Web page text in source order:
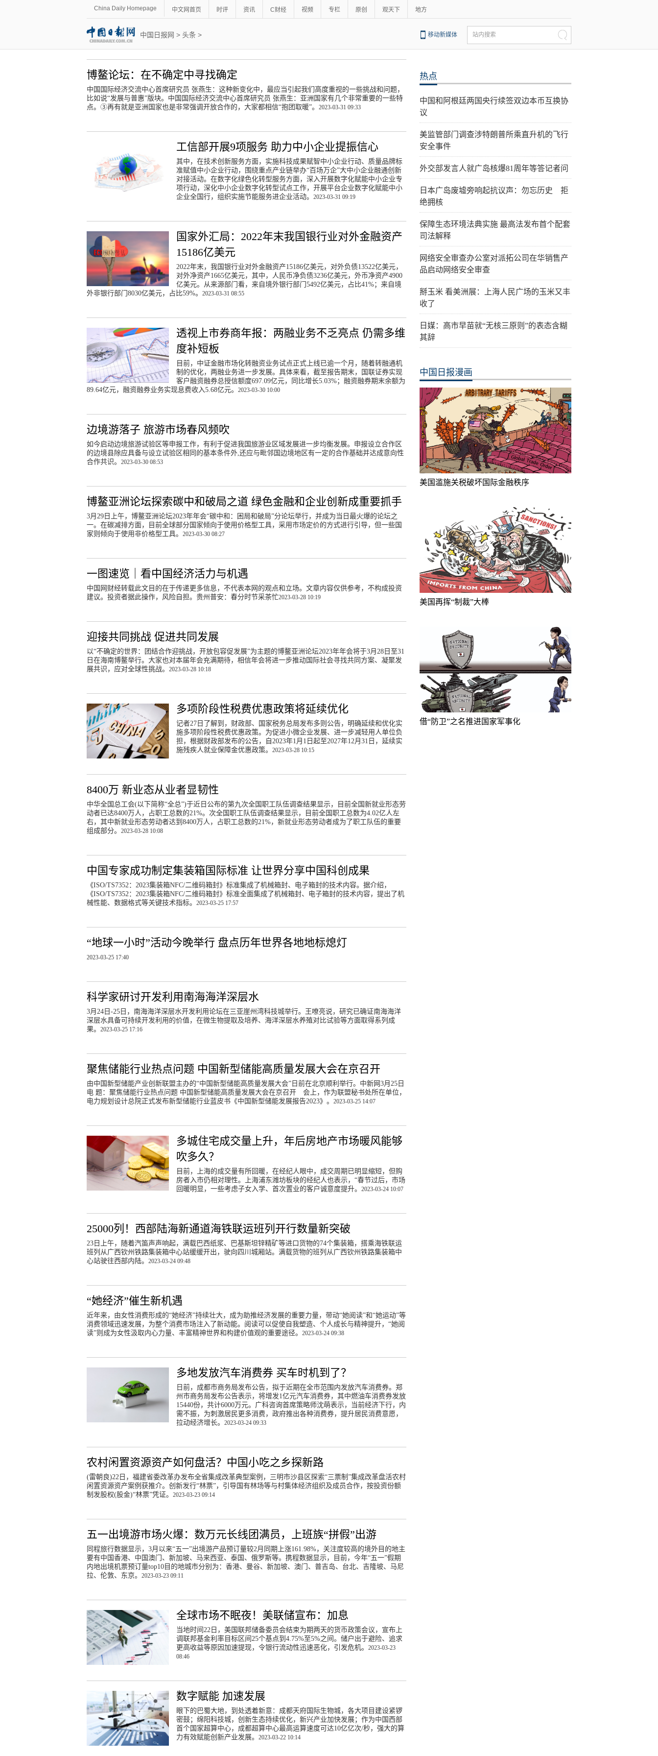
China Daily Homepage 中文网首页 时评 资讯 C财经 视频 专栏 原创 观天下 地方
中国日报网 > 头条> 移动新媒体 站内搜索
博鳌论坛：在不确定中寻找确定
中国国际经济交流中心首席研究员 张燕生：这种新变化中，最应当引起我们高度重视的一些挑战和问题，
比如说“发展与普惠”版块。中国国际经济交流中心首席研究员 张燕生：亚洲国家有几个非常重要的一些特
点。③再有就是亚洲国家也是非常强调开放合作的，大家都相信“抱团取暖”。 2023-03-31 09:33
工信部开展9项服务 助力中小企业提振信心
其中，在技术创新服务方面，实施科技成果赋智中小企业行动、质量品牌标
准赋值中小企业行动，围绕重点产业链举办“百场万企”大中小企业融通创新
对接活动。在数字化绿色化转型服务方面，深入开展数字化赋能中小企业专
项行动，深化中小企业数字化转型试点工作，开展平台企业数字化赋能中小
企业全国行，组织实施节能服务进企业活动。 2023-03-31 09:19
国家外汇局：2022年末我国银行业对外金融资产
15186亿美元
2022年末，我国银行业对外金融资产15186亿美元，对外负债13522亿美元，
对外净资产1665亿美元，其中，人民币净负债3236亿美元，外币净资产4900
亿美元。从来源部门看，来自境外银行部门5492亿美元，占比41%；来自境
外非银行部门8030亿美元，占比59%。 2023-03-31 08:55
透视上市券商年报：两融业务不乏亮点 仍需多维
度补短板
目前，中证金融市场化转融资业务试点正式上线已逾一个月，随着转融通机
制的优化，两融业务进一步发展。具体来看，截至报告期末，国联证券实现
客户融资融券总授信额度697.09亿元，同比增长5.03%；融资融券期末余额为
89.64亿元，融资融券业务实现息费收入5.68亿元。 2023-03-30 10:00
边境游落子 旅游市场春风频吹
如今启动边境旅游试验区等申报工作，有利于促进我国旅游业区域发展进一步均衡发展。申报设立合作区
的边境县除应具备与设立试验区相同的基本条件外,还应与毗邻国边境地区有一定的合作基础并达成意向性
合作共识。 2023-03-30 08:53
博鳌亚洲论坛探索碳中和破局之道 绿色金融和企业创新成重要抓手
3月29日上午，博鳌亚洲论坛2023年年会“碳中和：困局和破局”分论坛举行，并成为当日最火爆的论坛之
一。在碳减排方面，目前全球部分国家倾向于使用价格型工具，采用市场定价的方式进行引导，但一些国
家则倾向于使用非价格型工具。 2023-03-30 08:27
一图速览｜看中国经济活力与机遇
中国网财经转载此文目的在于传递更多信息，不代表本网的观点和立场。文章内容仅供参考，不构成投资
建议。投资者据此操作，风险自担。贵州普安：春分时节采茶忙2023-03-28 10:19
迎接共同挑战 促进共同发展
以“不确定的世界：团结合作迎挑战，开放包容促发展”为主题的博鳌亚洲论坛2023年年会将于3月28日至31
日在海南博鳌举行。大家也对本届年会充满期待，相信年会将进一步推动国际社会寻找共同方案、凝聚发
展共识，应对全球性挑战。 2023-03-28 10:18
多项阶段性税费优惠政策将延续优化
记者27日了解到，财政部、国家税务总局发布多则公告，明确延续和优化实
施多项阶段性税费优惠政策。为促进小微企业发展、进一步减轻用人单位负
担，根据财政部发布的公告，自2023年1月1日起至2027年12月31日，延续实
施残疾人就业保障金优惠政策。 2023-03-28 10:15
8400万 新业态从业者显韧性
中华全国总工会(以下简称“全总”)于近日公布的第九次全国职工队伍调查结果显示，目前全国新就业形态劳
动者已达8400万人，占职工总数的21%。次全国职工队伍调查结果显示，目前全国职工总数为4.02亿人左
右，其中新就业形态劳动者达到8400万人，占职工总数的21%，新就业形态劳动者成为了职工队伍的重要
组成部分。 2023-03-28 10:08
中国专家成功制定集装箱国际标准 让世界分享中国科创成果
《ISO/TS7352：2023集装箱NFC/二维码箱封》标准集成了机械箱封、电子箱封的技术内容。据介绍，
《ISO/TS7352：2023集装箱NFC/二维码箱封》标准全面集成了机械箱封、电子箱封的技术内容，提出了机
械性能、数据格式等关键技术指标。 2023-03-25 17:57
“地球一小时”活动今晚举行 盘点历年世界各地地标熄灯
2023-03-25 17:40
科学家研讨开发利用南海海洋深层水
3月24日-25日，南海海洋深层水开发利用论坛在三亚崖州湾科技城举行。王嘹亮说，研究已确证南海海洋
深层水具备可持续开发利用的价值，在微生物提取及培养、海洋深层水养殖对比试验等方面取得系列成
果。 2023-03-25 17:16
聚焦储能行业热点问题 中国新型储能高质量发展大会在京召开
由中国新型储能产业创新联盟主办的“中国新型储能高质量发展大会”日前在北京顺利举行。中新网3月25日
电 题：聚焦储能行业热点问题 中国新型储能高质量发展大会在京召开 会上，作为联盟秘书处所在单位，
电力规划设计总院正式发布新型储能行业蓝皮书《中国新型储能发展报告2023》。 2023-03-25 14:07
多城住宅成交量上升，年后房地产市场暖风能够
吹多久？
目前，上海的成交量有所回暖，在经纪人眼中，成交周期已明显缩短，但购
房者入市仍相对理性。上海浦东潍坊板块的经纪人也表示，“春节过后，市场
回暖明显，一些考虑子女入学、首次置业的客户诚意度提升。 2023-03-24 10:07
25000列！西部陆海新通道海铁联运班列开行数量新突破
23日上午，随着汽笛声声响起，满载巴西纸浆、巴基斯坦锌精矿等进口货物的74个集装箱，搭乘海铁联运
班列从广西钦州铁路集装箱中心站缓缓开出，驶向四川城厢站。满载货物的班列从广西钦州铁路集装箱中
心站驶往西部内陆。 2023-03-24 09:48
“她经济”催生新机遇
近年来，由女性消费形成的“她经济”持续壮大，成为助推经济发展的重要力量，带动“她阅读”和“她运动”等
消费领域迅速发展，为整个消费市场注入了新动能。阅读可以促使自我塑造、个人成长与精神提升，“她阅
读”则成为女性汲取内心力量、丰富精神世界和构建价值观的重要途径。 2023-03-24 09:38
多地发放汽车消费券 买车时机到了？
日前，成都市商务局发布公告，拟于近期在全市范围内发放汽车消费券。郑
州市商务局发布公告表示，将增发1亿元汽车消费券，其中燃油车消费券发放
15440份，共计6000万元。广科咨询首席策略师沈萌表示，当前经济下行，内
需不振，为刺激居民更多消费，政府推出各种消费券，提升居民消费意愿，
拉动经济增长。2023-03-24 09:33
农村闲置资源资产如何盘活？中国小吃之乡探新路
(雷朝良)22日，福建省委改革办发布全省集成改革典型案例，三明市沙县区探索“三票制”集成改革盘活农村
闲置资源资产案例获推介。创新发行“林票”，引导国有林场等与村集体经济组织及成员合作，按投资份额
制发股权(股金)“林票”凭证。 2023-03-23 09:14
五一出境游市场火爆：数万元长线团满员，上班族“拼假”出游
同程旅行数据显示，3月以来“五一”出境游产品预订量较2月同期上涨161.98%，关注度较高的境外目的地主
要有中国香港、中国澳门、新加坡、马来西亚、泰国、俄罗斯等。携程数据显示，目前，今年“五一”假期
内地出境机票预订量top10目的地城市分别为：香港、曼谷、新加坡、澳门、普吉岛、台北、吉隆坡、马尼
拉、伦敦、东京。 2023-03-23 09:11
全球市场不眠夜！美联储宣布：加息
当地时间22日，美国联邦储备委员会结束为期两天的货币政策会议，宣布上
调联邦基金利率目标区间25个基点到4.75%至5%之间。储户出于避险、追求
更高收益等原因加速提现，令银行流动性迅速恶化，引发危机。 2023-03-23
08:46
数字赋能 加速发展
眼下的巴蜀大地，到处透着新意：成都天府国际生物城，各大项目建设紧锣
密鼓；绵阳科技城，创新生态持续优化，新兴产业加快发展；作为中国西部
首个国家超算中心，成都超算中心最高运算速度可达10亿亿次/秒，强大的算
力有效赋能创新产业发展。 2023-03-22 10:14
热点
中国和阿根廷两国央行续签双边本币互换协
议
美监管部门调查涉特朗普所乘直升机的飞行
安全事件
外交部发言人就广岛核爆81周年等答记者问
日本广岛废墟旁响起抗议声：勿忘历史 拒
绝拥核
保障生态环境法典实施 最高法发布首个配套
司法解释
网络安全审查办公室对派拓公司在华销售产
品启动网络安全审查
掰玉米 看美洲展：上海人民广场的玉米又丰
收了
日媒：高市早苗就“无核三原则”的表态含糊
其辞
中国日报漫画
美国滥施关税破坏国际金融秩序
美国再挥“制裁”大棒
借“防卫”之名推进国家军事化